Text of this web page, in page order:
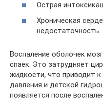
Острая
Хроническая
недостаточность.
Воспаление оболочек
спаек. Это затрудняет
жидкости, что приводит
давления и детской
появляется после